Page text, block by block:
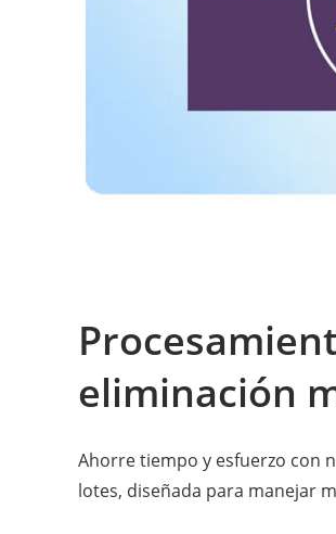
eliminación
Ahorre tiempo y esfuerzo con
lotes, diseñada para manejar